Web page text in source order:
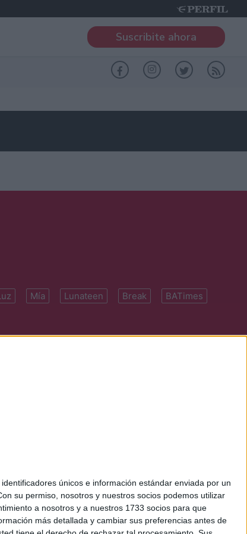
únicos e información estándar enviada por un
su permiso, nosotros y nuestros socios podemos utilizar
a nosotros y a nuestros 1733 socios para que
más detallada y cambiar sus preferencias antes de
Suscribite ahora
Mía Lunateen Break BATimes